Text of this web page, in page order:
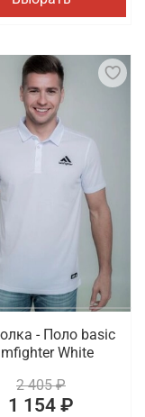
- Поло basic
White
2 405 ₽
1 154 ₽